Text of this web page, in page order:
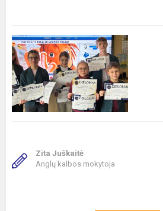
Zita Juškaitė
Anglų kalbos mokytoja